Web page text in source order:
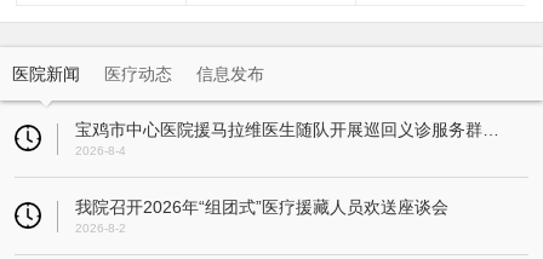
医院新闻 医疗动态 信息发布
2026-8-4
我院召开2026年“组团式”医疗援藏人员欢送座谈会
2026-8-2